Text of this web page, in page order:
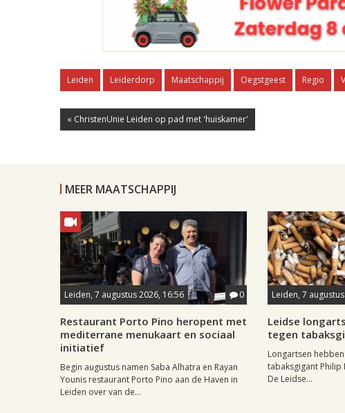
Leiden Leiderdorp Maatschappij Oegstgeest Regio
« ChristenUnie Leiden op pad met 'huiskamer'
MEER MAATSCHAPPIJ
Leiden, 7 augustus 2026, 16:56 0
Restaurant Porto Pino heropent met
mediterrane menukaart en sociaal
initiatief
Begin augustus namen Saba Alhatra en Rayan
Younis restaurant Porto Pino aan de Haven in
Leiden over van de...
Leiden, 7
Leidse
tegen
Longartsen
tabaksgigant Philip
De Leidse...